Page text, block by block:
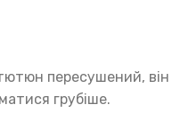
пересушений,
грубіше.